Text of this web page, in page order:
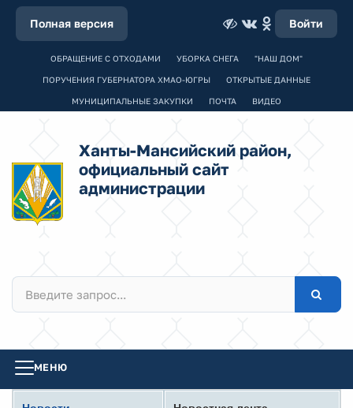
Полная версия Войти
ОБРАЩЕНИЕ С ОТХОДАМИ УБОРКА СНЕГА "НАШ ДОМ"
ПОРУЧЕНИЯ ГУБЕРНАТОРА ХМАО-ЮГРЫ ОТКРЫТЫЕ ДАННЫЕ
МУНИЦИПАЛЬНЫЕ ЗАКУПКИ ПОЧТА ВИДЕО
Ханты-Мансийский район,
официальный сайт
администрации
МЕНЮ